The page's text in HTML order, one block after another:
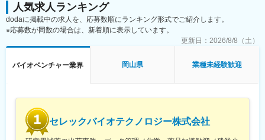
■中途入社者からの声
「前職の経験を活かしながら新しい技術に挑戦できる」「役員と
もフラットに議論できる環境」「自社開発の教育システムで学び
ながらスピード成長」「国家プロジェクトや大手企業との共同研
ます！
全国に顧客を有し、自社開発の教育ソフトがあるなど、日本全国
どこからでも勤務可能です。実際に隔月出社のペースで働いてい
る社員もいます。
※入社後1か月は社員を知る目的で出社を頂きます。
人気求人ランキング
dodaに掲載中の求人を、応募数順にランキング形式でご紹介します。
※応募数が同数の場合は、新着順に表示しています。
更新日： 2026/8/8（土）
バイオベンチャー業界 岡山県 業種未経験歓迎
セレックバイオテクノロジー株式会社